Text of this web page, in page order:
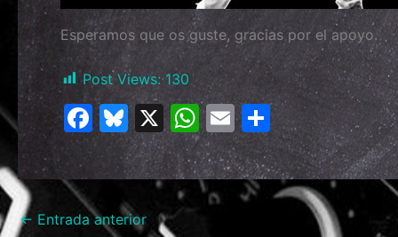
Esperamos que os guste, gracias por el apoyo.
Post Views: 130
F
a
c
e
Bl
u
e
s
X W
h
at
s
E
m
ai
l
C
o
m
p
← Entrada anterior